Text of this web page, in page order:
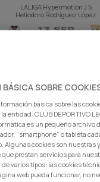
LALIGA Hypermotion J 5
Heliodoro Rodríguez López
13 SEP
Por confirmar
LALIGA Hypermotion
J 7
Estadio Ontime Butarque
27 SEP
Por confirmar
SOBRE
básica sobre las
entidad: CLUB DEPORTIVO
es un pequeño archivo
“smartphone” o tableta
Algunas cookies son nuestras
prestan servicios para
varios tipos: las cookies
web pueda funcionar, no